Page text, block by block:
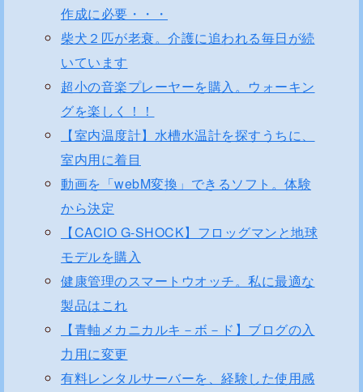
作成に必要・・・
柴犬２匹が老衰。介護に追われる毎日が続
いています
超小の音楽プレーヤーを購入。ウォーキン
グを楽しく！！
【室内温度計】水槽水温計を探すうちに、
室内用に着目
動画を「webM変換」できるソフト。体験
から決定
【CACIO G-SHOCK】フロッグマンと地球
モデルを購入
健康管理のスマートウオッチ。私に最適な
製品はこれ
【青軸メカニカルキ－ボ－ド】ブログの入
力用に変更
有料レンタルサーバーを、経験した使用感